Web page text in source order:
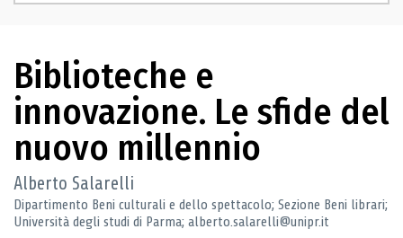
Biblioteche e
innovazione. Le sfide del
nuovo millennio
Alberto Salarelli
Dipartimento Beni culturali e dello spettacolo; Sezione Beni librari;
Università degli studi di Parma; alberto.salarelli@unipr.it